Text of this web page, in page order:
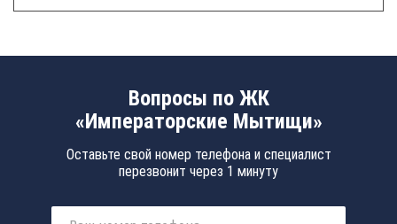
Вопросы по ЖК
«Императорские Мытищи»
Оставьте свой номер телефона и специалист
перезвонит через 1 минуту